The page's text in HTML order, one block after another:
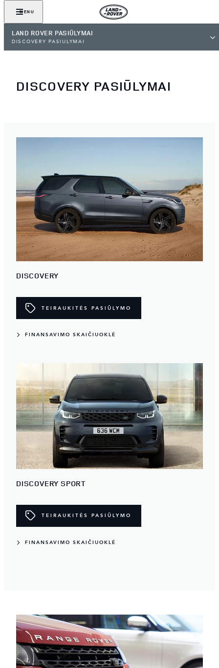
MENU
LAND ROVER PASIŪLYMAI
DISCOVERY PASIŪLYMAI
DISCOVERY PASIŪLYMAI
DISCOVERY
TEIRAUKITĖS PASIŪLYMO
FINANSAVIMO SKAIČIUOKLĖ
DISCOVERY SPORT
TEIRAUKITĖS PASIŪLYMO
FINANSAVIMO SKAIČIUOKLĖ